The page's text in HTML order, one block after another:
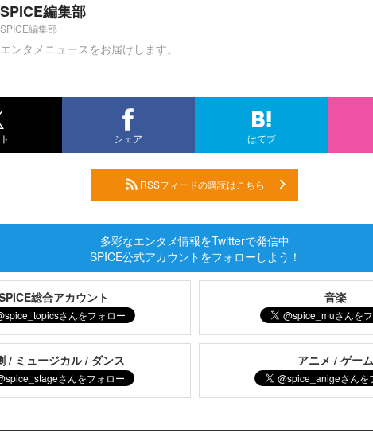
SPICE編集部
SPICE編集部
エンタメニュースをお届けします。
シェア はてブ
RSSフィードの購読はこちら
多彩なエンタメ情報をTwitterで発信中
SPICE公式アカウントをフォローしよう！
総合アカウント 音楽
/ ミュージカル / ダンス アニメ / ゲー